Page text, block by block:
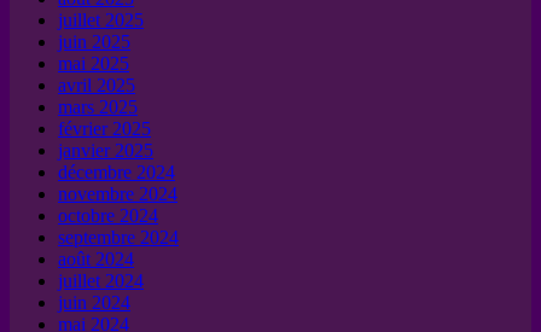
juillet 2025
juin 2025
mai 2025
avril 2025
mars 2025
février 2025
janvier 2025
décembre 2024
novembre 2024
octobre 2024
septembre 2024
août 2024
juillet 2024
juin 2024
mai 2024